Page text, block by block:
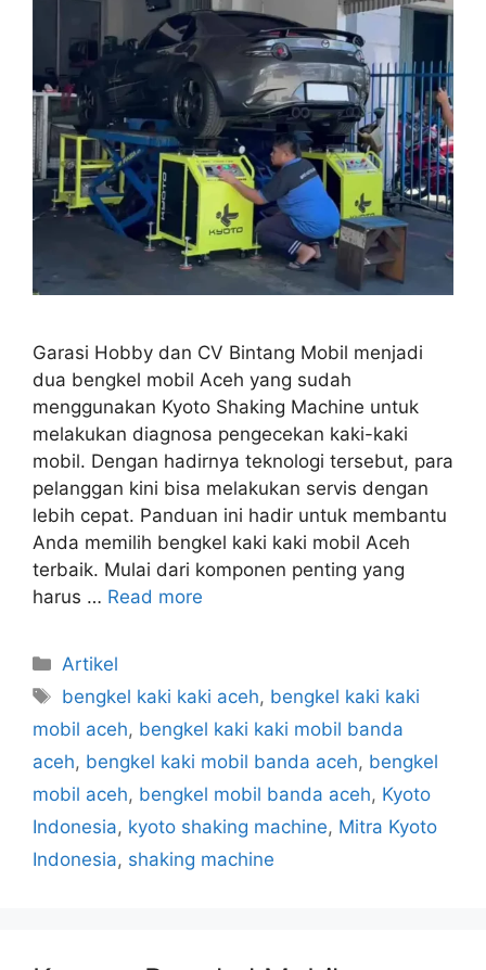
Garasi Hobby dan CV Bintang Mobil menjadi
dua bengkel mobil Aceh yang sudah
menggunakan Kyoto Shaking Machine untuk
melakukan diagnosa pengecekan kaki-kaki
mobil. Dengan hadirnya teknologi tersebut, para
pelanggan kini bisa melakukan servis dengan
lebih cepat. Panduan ini hadir untuk membantu
Anda memilih bengkel kaki kaki mobil Aceh
terbaik. Mulai dari komponen penting yang
harus … Read more
Artikel
bengkel kaki kaki aceh, bengkel kaki kaki
mobil aceh, bengkel kaki kaki mobil banda
aceh, bengkel kaki mobil banda aceh, bengkel
mobil aceh, bengkel mobil banda aceh, Kyoto
Indonesia, kyoto shaking machine, Mitra Kyoto
Indonesia, shaking machine